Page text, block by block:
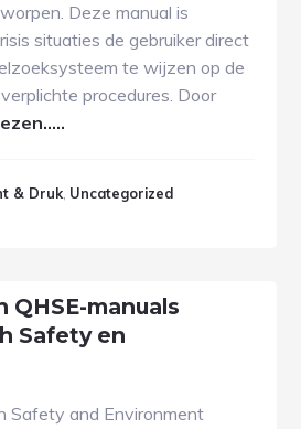
Deze manual is
situaties de gebruiker direct
te wijzen op de
procedures. Door
& Druk, Uncategorized
QHSE-manuals
Safety en
Safety and Environment